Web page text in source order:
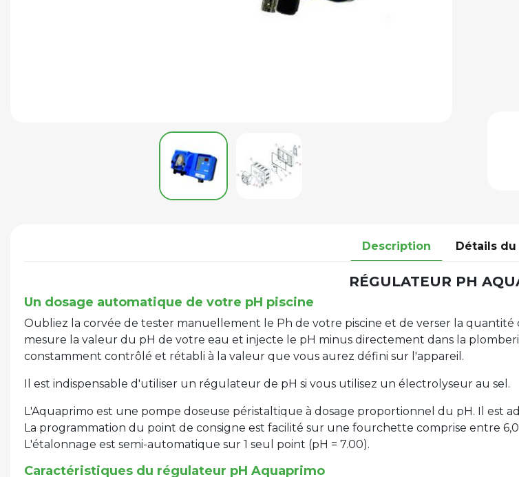
Description Détails
RÉGULATEUR PH
Un dosage automatique de votre pH piscine
Oubliez la corvée de tester manuellement le Ph de votre piscine et de verser la
mesure la valeur du pH de votre eau et injecte le pH minus directement dans la
constamment contrôlé et rétabli à la valeur que vous aurez défini sur l'appareil.
Il est indispensable d'utiliser un régulateur de pH si vous utilisez un électrolyseur au sel.
L'Aquaprimo est une pompe doseuse péristaltique à dosage proportionnel du pH. Il est
La programmation du point de consigne est facilité sur une fourchette comprise entre
L'étalonnage est semi-automatique sur 1 seul point (pH = 7.00).
Caractéristiques du régulateur pH Aquaprimo